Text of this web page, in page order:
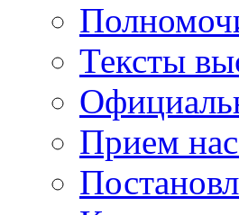
Тексты
Прием